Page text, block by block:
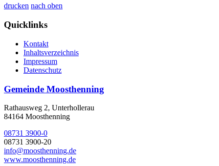
drucken nach oben
Quicklinks
Kontakt
Inhaltsverzeichnis
Impressum
Datenschutz
Gemeinde Moosthenning
Rathausweg 2, Unterhollerau
84164 Moosthenning
08731 3900-0
08731 3900-20
info@moosthenning.de
www.moosthenning.de